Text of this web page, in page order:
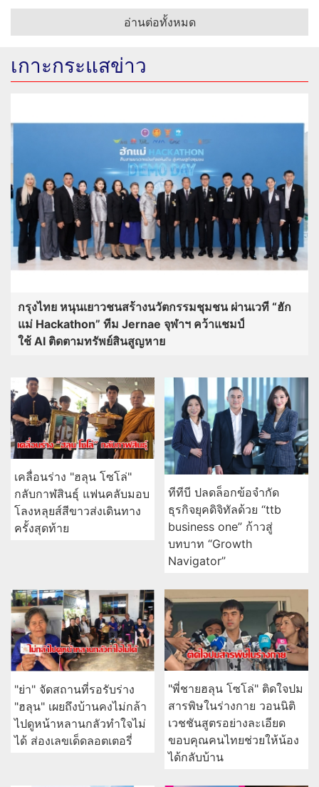
อ่านต่อทั้งหมด
เกาะกระแสข่าว
กรุงไทย หนุนเยาวชนสร้างนวัตกรรมชุมชน ผ่านเวที “ฮัก
แม่ Hackathon” ทีม Jernae จุฬาฯ คว้าแชมป์
ใช้ AI ติดตามทรัพย์สินสูญหาย
เคลื่อนร่าง "ฮลุน โซโล่"
กลับกาฬสินธุ์ แฟนคลับมอบ
โลงหลุยส์สีขาวส่งเดินทาง
ครั้งสุดท้าย
ทีทีบี ปลดล็อกข้อจำกัด
ธุรกิจยุคดิจิทัลด้วย “ttb
business one” ก้าวสู่
บทบาท “Growth
Navigator”
"ย่า" จัดสถานที่รอรับร่าง
"ฮลุน" เผยถึงบ้านคงไม่กล้า
ไปดูหน้าหลานกลัวทำใจไม่
ได้ ส่องเลขเด็ดลอตเตอรี่
"พี่ชายฮลุน โซโล่" ติดใจปม
สารพิษในร่างกาย วอนนิติ
เวชชันสูตรอย่างละเอียด
ขอบคุณคนไทยช่วยให้น้อง
ได้กลับบ้าน